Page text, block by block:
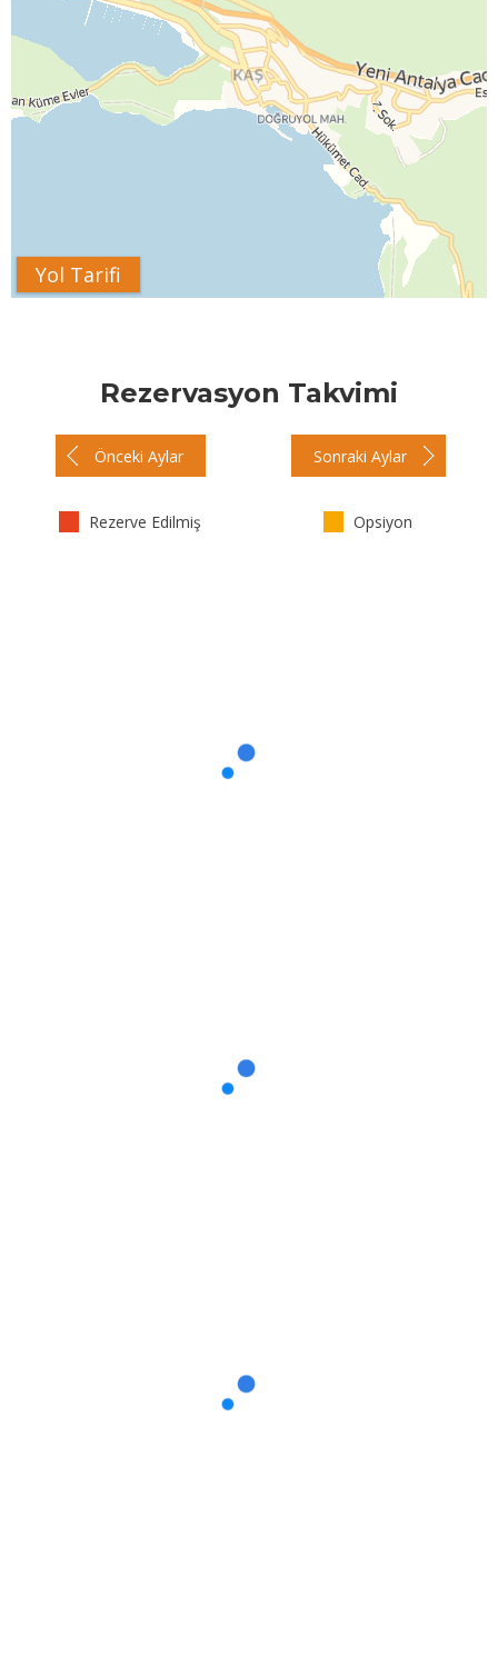
Yol Tarifi
Rezervasyon Takvimi
Önceki Aylar Sonraki Aylar
Rezerve Edilmiş Opsiyon